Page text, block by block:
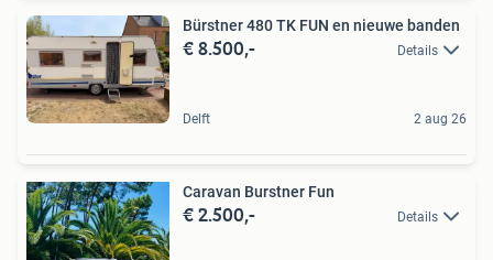
Bürstner 480 TK FUN en nieuwe banden
€ 8.500,- Details
Delft 2 aug 26
Caravan Burstner Fun
€ 2.500,- Details